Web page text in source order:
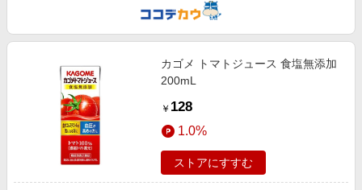
カゴメ トマトジュース 食塩無添加
200mL
￥ 128
1.0%
ストアにすすむ